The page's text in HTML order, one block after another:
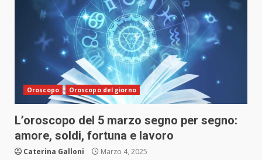
Oroscopo Oroscopo del giorno
L’oroscopo del 5 marzo segno per segno:
amore, soldi, fortuna e lavoro
Caterina Galloni Marzo 4, 2025